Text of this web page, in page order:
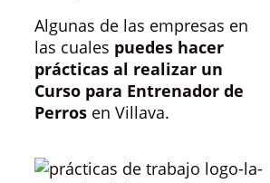
Algunas de las empresas en
las cuales puedes hacer
prácticas al realizar un
Curso para Entrenador de
Perros en Villava.